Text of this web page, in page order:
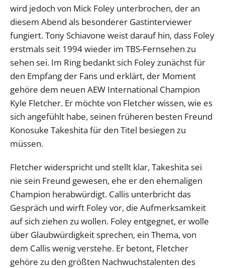
wird jedoch von Mick Foley unterbrochen, der an
diesem Abend als besonderer Gastinterviewer
fungiert. Tony Schiavone weist darauf hin, dass Foley
erstmals seit 1994 wieder im TBS-Fernsehen zu
sehen sei. Im Ring bedankt sich Foley zunächst für
den Empfang der Fans und erklärt, der Moment
gehöre dem neuen AEW International Champion
Kyle Fletcher. Er möchte von Fletcher wissen, wie es
sich angefühlt habe, seinen früheren besten Freund
Konosuke Takeshita für den Titel besiegen zu
müssen.
Fletcher widerspricht und stellt klar, Takeshita sei
nie sein Freund gewesen, ehe er den ehemaligen
Champion herabwürdigt. Callis unterbricht das
Gespräch und wirft Foley vor, die Aufmerksamkeit
auf sich ziehen zu wollen. Foley entgegnet, er wolle
über Glaubwürdigkeit sprechen, ein Thema, von
dem Callis wenig verstehe. Er betont, Fletcher
gehöre zu den größten Nachwuchstalenten des